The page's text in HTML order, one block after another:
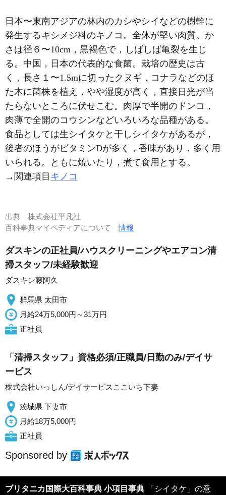
日本〜東南アジアの林内のカシやシイなどの樹幹に
発生するキシメジ科のキノコ。全体が堅い肉質。か
さは径６〜10cm，黒褐色で，しばしば亀裂を生じ
る。中国，日本の代表的な食菌。栽培の歴史は古
く，長さ１〜1.5mに切ったクヌギ，コナラなどのほ
た木に菌株を植え，やや湿度が高く，直接日光が当
たらないところに伏せこむ。肉厚で半開のドンコ，
肉薄で全開のコウシンなどいろいろな品種がある。
食品としては生シイタケと干しシイタケがあるが，
後者のほうがビタミンDが多く，香味があり，多く用
いられる。ともに焼いたり，煮て食用とする。
→関連項目 キノコ
出典 株式会社平凡社
百科事典マイペディアについて情報
ダスキンの正社員/ハウスクリーニングやエアコン清
掃スタッフ/未経験歓迎
ダスキン藤阿久
群馬県 太田市
月給24万5,000円～31万円
正社員
「清掃スタッフ」資格必須/正職員/日勤のみ/デイサ
ービス
株式会社いっしん/デイサービスここいち下妻
茨城県 下妻市
月給18万5,000円
正社員
Sponsored by
ブリタニカ国際大百科事典 小項目事典 「シイタケ」の意